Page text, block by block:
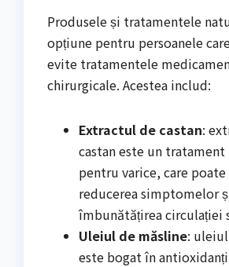
Produsele și tratamentele
opțiune pentru persoanele
evite tratamentele
chirurgicale. Acestea includ:
Extractul de castan:
castan este un tratament
pentru varice, care
reducerea simptomelor
îmbunătățirea circulației
Uleiul de măsline:
este bogat în